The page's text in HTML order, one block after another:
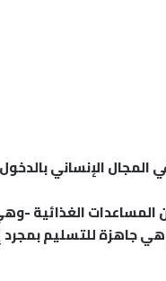
المجال الإنساني
تم وضع أكثر من 116 ألف طن من
وهي جاهزة للتسليم